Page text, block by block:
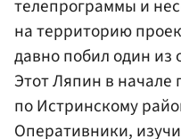
телепрограммы и
на территорию
давно побил один из
Этот Ляпин в начале
по Истринскому
Оперативники,